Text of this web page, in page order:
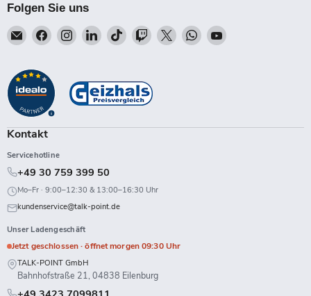
Folgen Sie uns
Email
Talk-
Finden
Sie
auf
Facebook
Finden
Sie
Instagram
Finden
Sie
LinkedIn
Finden
Sie
TikTok
Finden
Sie
Twitch
Finden
Sie
Finden
Sie
Finden
Kontakt
Servicehotline
+49 30 759 399 50
Mo–Fr · 9:00–12:30 & 13:00–16:30 Uhr
kundenservice@talk-point.de
Unser Ladengeschäft
Jetzt geschlossen · öffnet morgen 09:30 Uhr
TALK-POINT GmbH
Bahnhofstraße 21, 04838 Eilenburg